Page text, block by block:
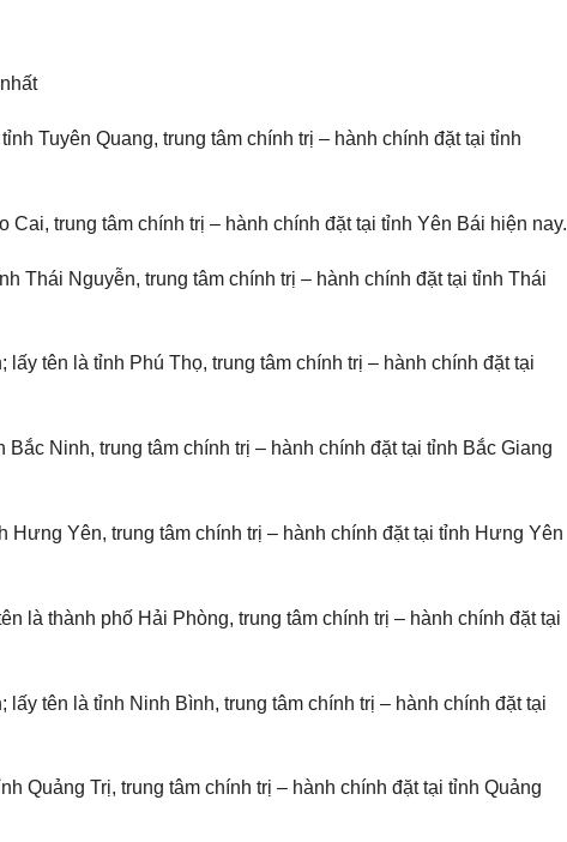
Tuyên Quang, trung tâm chính trị – hành chính đặt tại tỉnh
trung tâm chính trị – hành chính đặt tại tỉnh Yên Bái hiện nay.
Thái Nguyễn, trung tâm chính trị – hành chính đặt tại tỉnh Thái
tên là tỉnh Phú Thọ, trung tâm chính trị – hành chính đặt tại
Ninh, trung tâm chính trị – hành chính đặt tại tỉnh Bắc Giang
Yên, trung tâm chính trị – hành chính đặt tại tỉnh Hưng Yên
là thành phố Hải Phòng, trung tâm chính trị – hành chính đặt tại
tên là tỉnh Ninh Bình, trung tâm chính trị – hành chính đặt tại
Quảng Trị, trung tâm chính trị – hành chính đặt tại tỉnh Quảng